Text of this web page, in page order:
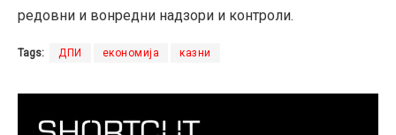
редовни и вонредни надзори и контроли.
Tags: ДПИ економија казни